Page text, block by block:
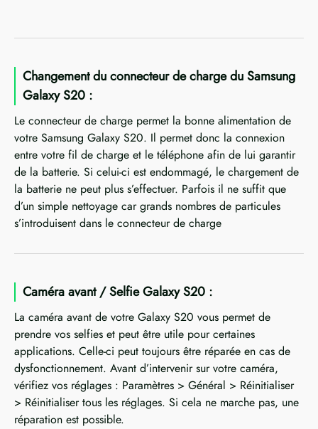
Changement du connecteur de charge du Samsung
Galaxy S20 :
Le connecteur de charge permet la bonne alimentation de
votre Samsung Galaxy S20. Il permet donc la connexion
entre votre fil de charge et le téléphone afin de lui garantir
de la batterie. Si celui-ci est endommagé, le chargement de
la batterie ne peut plus s’effectuer. Parfois il ne suffit que
d’un simple nettoyage car grands nombres de particules
s’introduisent dans le connecteur de charge
Caméra avant / Selfie Galaxy S20 :
La caméra avant de votre Galaxy S20 vous permet de
prendre vos selfies et peut être utile pour certaines
applications. Celle-ci peut toujours être réparée en cas de
dysfonctionnement. Avant d’intervenir sur votre caméra,
vérifiez vos réglages : Paramètres > Général > Réinitialiser
> Réinitialiser tous les réglages. Si cela ne marche pas, une
réparation est possible.